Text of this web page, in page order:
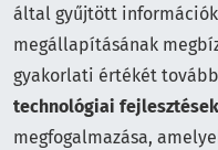
által gyűjtött
megállapításának
gyakorlati értékét
technológiai
megfogalmazása,